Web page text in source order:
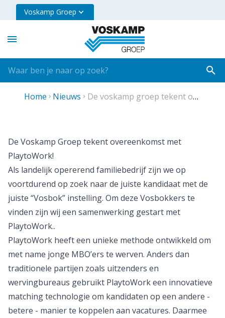
Voskamp Groep
Home nieuws de voskamp groep tekent overeenkomst met playto work
De Voskamp Groep tekent overeenkomst met
PlaytoWork!
Als landelijk opererend familiebedrijf zijn we op
voortdurend op zoek naar de juiste kandidaat met de
juiste “Vosbok” instelling. Om deze Vosbokkers te
vinden zijn wij een samenwerking gestart met
PlaytoWork..
PlaytoWork heeft een unieke methode ontwikkeld om
met name jonge MBO’ers te werven. Anders dan
traditionele partijen zoals uitzenders en
wervingbureaus gebruikt PlaytoWork een innovatieve
matching technologie om kandidaten op een andere -
betere - manier te koppelen aan vacatures. Daarmee